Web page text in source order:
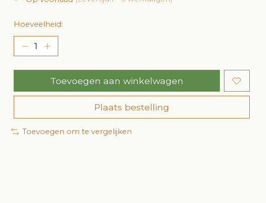
Hoeveelheid:
Toevoegen aan winkelwagen
Plaats bestelling
Toevoegen om te vergelijken